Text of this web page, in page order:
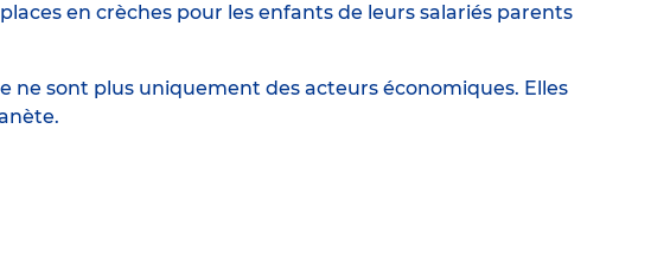
en crèches pour les enfants de leurs salariés parents
ne sont plus uniquement des acteurs économiques. Elles